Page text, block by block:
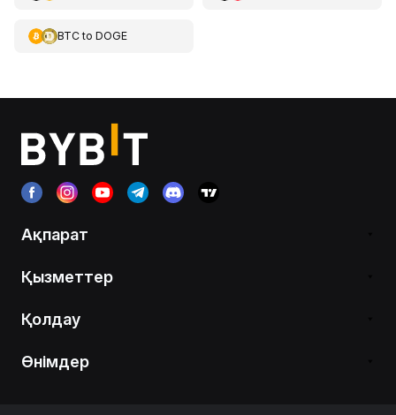
BTCto DOGE
Ақпарат
Қызметтер
Қолдау
Өнімдер